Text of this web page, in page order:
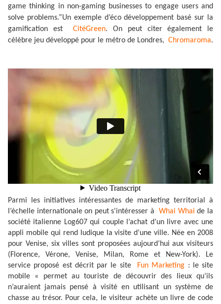
game thinking in non-gaming businesses to engage users and
solve problems.”Un exemple d’éco développement basé sur la
gamification est
CitéGreen.
On peut citer également le
célèbre jeu développé pour le métro de Londres, Chromaroma.
Parmi les initiatives intéressantes de marketing territorial à
l’échelle internationale on peut s'intéresser à
Whai Whai de la
société italienne Log607 qui couple l’achat d’un livre avec une
appli mobile qui rend ludique la visite d’une ville. Née en 2008
pour Venise, six villes sont proposées aujourd’hui aux visiteurs
(Florence, Vérone, Venise, Milan, Rome et New-York). Le
service proposé est décrit par le site
Fun Marketing : le site
mobile « permet au touriste de découvrir des lieux qu’ils
n’auraient jamais pensé à visité en utilisant un système de
chasse au trésor. Pour cela, le visiteur achète un livre de code